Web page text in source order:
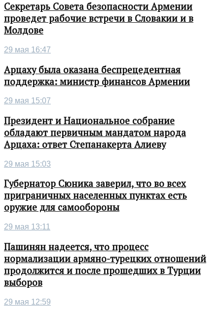
Секретарь Совета безопасности Армении
проведет рабочие встречи в Словакии и в
Молдове
29 мая 16:47
Арцаху была оказана беспрецедентная
поддержка: министр финансов Армении
29 мая 15:07
Президент и Национальное собрание
обладают первичным мандатом народа
Арцаха: ответ Степанакерта Алиеву
29 мая 15:03
Губернатор Сюника заверил, что во всех
приграничных населенных пунктах есть
оружие для самообороны
29 мая 13:11
Пашинян надеется, что процесс
нормализации армяно-турецких отношений
продолжится и после прошедших в Турции
выборов
29 мая 12:59